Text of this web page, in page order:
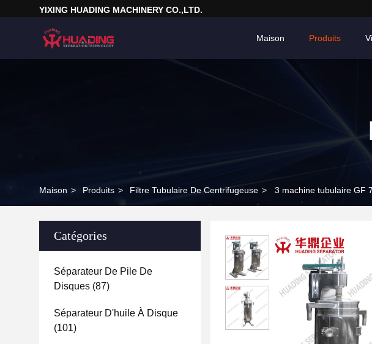
YIXING HUADING MACHINERY CO.,LTD.
Maison Produits
Maison > Produits > Filtre Tubulaire De Centrifugeuse > 3 machine tubulaire GF
Catégories
Séparateur De Pile De
Disques (87)
Séparateur D'huile À Disque
(101)